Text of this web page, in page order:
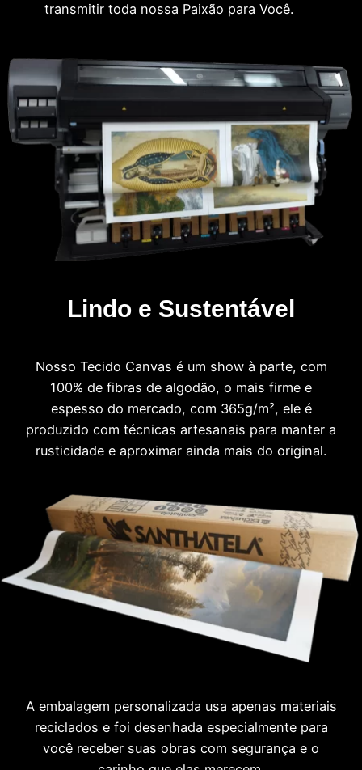
transmitir toda nossa Paixão para Você.
Lindo e Sustentável
Nosso Tecido Canvas é um show à parte, com
100% de fibras de algodão, o mais firme e
espesso do mercado, com 365g/m², ele é
produzido com técnicas artesanais para manter a
rusticidade e aproximar ainda mais do original.
A embalagem personalizada usa apenas materiais
reciclados e foi desenhada especialmente para
você receber suas obras com segurança e o